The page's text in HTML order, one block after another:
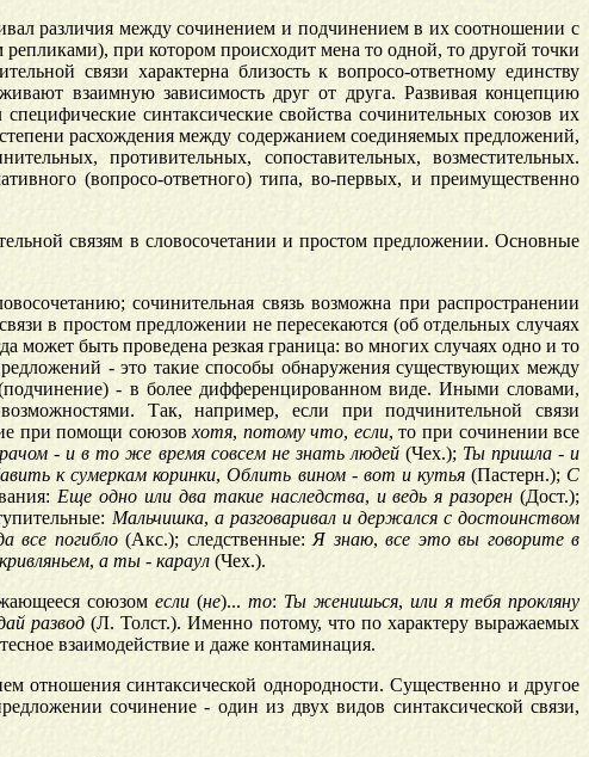
различия между сочинением и подчинением в их соотношении с
при котором происходит мена то одной, то другой точки
связи характерна близость к вопросо-ответному единству
взаимную зависимость друг от друга. Развивая концепцию
синтаксические свойства сочинительных союзов их
расхождения между содержанием соединяемых предложений,
противительных, сопоставительных, возместительных.
(вопросо-ответного) типа, во-первых, и преимущественно
связям в словосочетании и простом предложении. Основные
сочинительная связь возможна при распространении
в простом предложении не пересекаются (об отдельных случаях
быть проведена резкая граница: во многих случаях одно и то
- это такие способы обнаружения существующих между
- в более дифференцированном виде. Иными словами,
Так, например, если при подчинительной связи
при помощи союзовхотя, потому что, если, то при сочинении все
-и в то же время совсем не знать людей(Чех.); Ты пришла -и
к сумеркам коринки,Облить вином- вот и кутья(Пастерн.);С
Еще одно или два такие наследства, и ведь я разорен (Дост.);
Мальчишка, а разговаривал и держался с достоинством
все погибло(Акс.); следственные:Я знаю,все это вы говорите в
кривляньем, а ты - караул (Чех.).
союзомесли (не)...то: Ты женишься,или я тебя прокляну
развод(Л. Толст.). Именно потому, что по характеру выражаемых
взаимодействие и даже контаминация.
отношения синтаксической однородности. Существенно и другое
сочинение - один из двух видов синтаксической связи,